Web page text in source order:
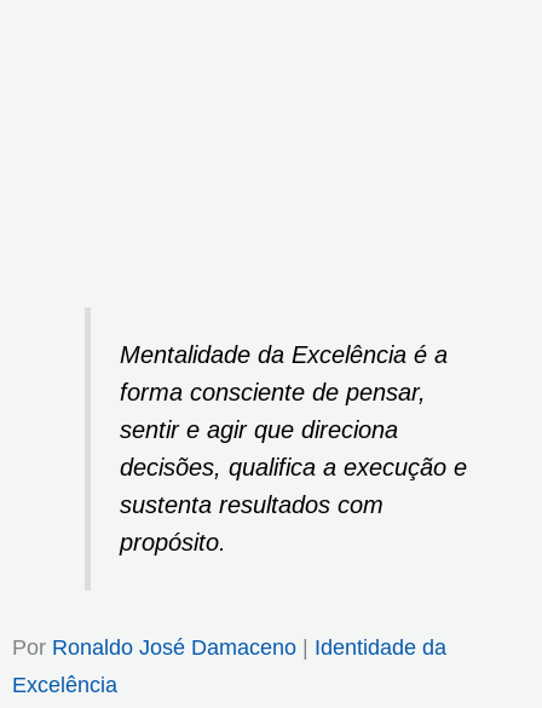
Mentalidade da Excelência é a
forma consciente de pensar,
sentir e agir que direciona
decisões, qualifica a execução e
sustenta resultados com
propósito.
Por Ronaldo José Damaceno | Identidade da
Excelência